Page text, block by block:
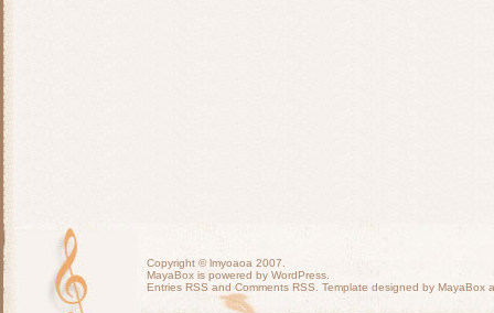
Copyright ©lmyoaoa 2007.
MayaBox is powered by WordPress.
Entries RSS and Comments RSS . Template designed by MayaBox